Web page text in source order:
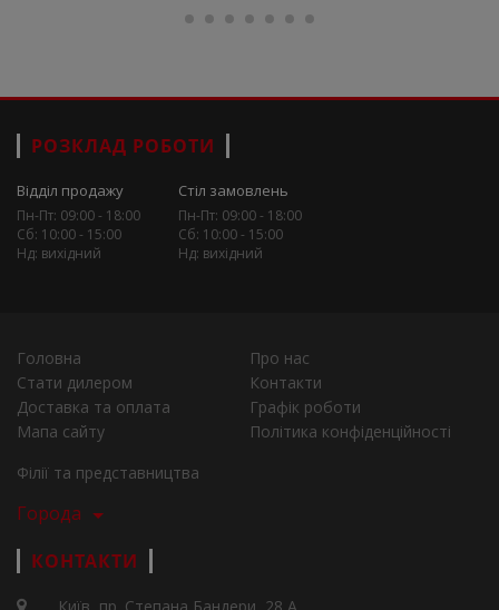
РОЗКЛАД РОБОТИ
Відділ продажу
Пн-Пт: 09:00 - 18:00
Сб: 10:00 - 15:00
Нд: вихідний
Стіл замовлень
Пн-Пт: 09:00 - 18:00
Сб: 10:00 - 15:00
Нд: вихідний
Головна
Про нас
Стати дилером
Контакти
Доставка та оплата
Графік роботи
Мапа сайту
Політика конфіденційності
Філії та представництва
Города
КОНТАКТИ